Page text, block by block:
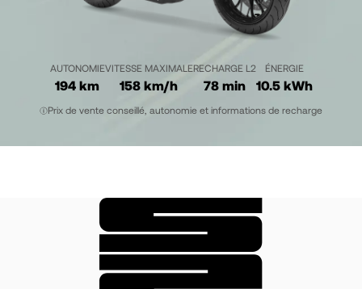
AUTONOMIE
194 km
VITESSE MAXIMALE
158 km/h
RECHARGE L2
78 min
ÉNERGIE
10.5 kWh
Prix de vente conseillé, autonomie et informations de recharge